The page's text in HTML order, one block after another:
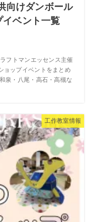
向けダンボール
ベント一覧
フトマンエッセンス主催
ョップイベントをまとめ
泉・八尾・高石・高槻な
工作教室情報